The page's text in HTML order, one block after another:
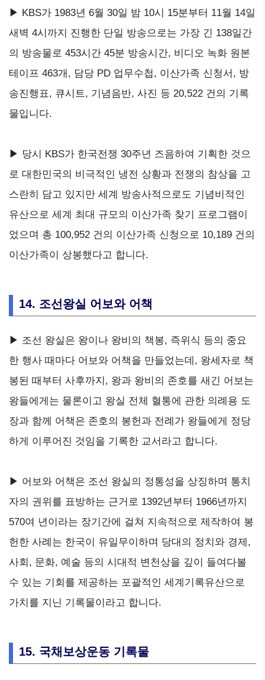
▶ KBS가 1983년 6월 30일 밤 10시 15분부터 11월 14일
새벽 4시까지 진행한 단일 방송으로는 가장 긴 138일간
의 방송물로 453시간 45분 방송시간, 비디오 녹화 원본
테이프 463개, 담당 PD 업무수첩, 이산가족 신청서, 방
송진행표, 큐시트, 기념음반, 사진 등 20,522 건의 기록
물입니다.
▶ 당시 KBS가 한국전쟁 30주년 즈음하여 기획한 것으
로 대한민국의 비극적인 냉전 상황과 전쟁의 참상을 고
스란히 담고 있지만 세계 방송사적으로도 기념비적인
유산으로 세계 최대 규모의 이산가족 찾기 프로그램이
었으며 총 100,952 건의 이산가족 신청으로 10,189 건의
이산가족이 상봉했다고 합니다.
14. 조선왕실 어보와 어책
▶ 조선 왕실은 왕이나 왕비의 책봉, 즉위식 등의 중요
한 행사 때마다 어보와 어책을 만들었는데, 왕세자로 책
봉된 때부터 사후까지, 왕과 왕비의 존호를 새긴 어보는
왕들에게는 물론이고 왕실 전체 혈통에 관한 의례용 도
장과 함께 어책은 존호의 봉헌과 전례가 왕들에게 정당
하게 이루어진 것임을 기록한 교서라고 합니다.
▶ 어보와 어책은 조선 왕실의 정통성을 상징하며 통치
자의 권위를 표방하는 근거로 1392년부터 1966년까지
570여 년이라는 장기간에 걸쳐 지속적으로 제작하여 봉
헌한 사례는 한국이 유일무이하며 당대의 정치와 경제,
사회, 문화, 예술 등의 시대적 변천상을 깊이 들여다볼
수 있는 기회를 제공하는 포괄적인 세계기록유산으로
가치를 지닌 기록물이라고 합니다.
15. 국채보상운동 기록물